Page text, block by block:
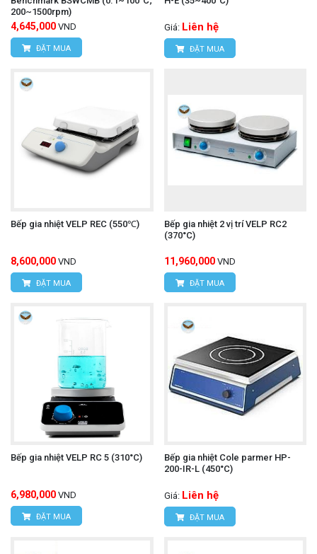
200~1500rpm)
4,645,000 VND
ĐẶT MUA
Giá: Liên hệ
ĐẶT MUA
Bếp gia nhiệt VELP REC (550℃)
8,600,000 VND
ĐẶT MUA
Bếp gia nhiệt 2 vị trí VELP RC2
(370°C)
11,960,000 VND
ĐẶT MUA
Bếp gia nhiệt VELP RC 5 (310°C)
6,980,000 VND
ĐẶT MUA
Bếp gia nhiệt Cole parmer HP-
200-IR-L (450°C)
Giá: Liên hệ
ĐẶT MUA